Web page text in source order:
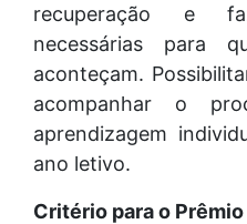
recuperação e
necessárias para
aconteçam.
acompanhar o
aprendizagem
ano letivo.
Critério para o